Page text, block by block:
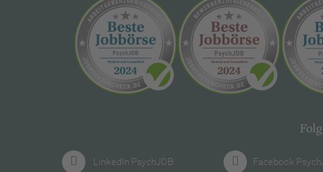
LinkedIn PsychJOB Facebook